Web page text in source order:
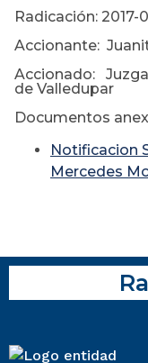
Radicación:
Accionante:
Accionado:
de Valledupar
Documentos
Notificacion
Mercedes